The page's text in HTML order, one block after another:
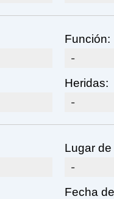
Función:
-
Heridas:
-
Lugar
-
Fecha